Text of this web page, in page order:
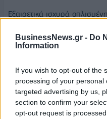
BusinessNews.gr - Do
Information
If you wish to opt-out of the
processing of your
targeted advertising by us,
section to confirm your
opt-out request is
Εξαιρετικά ισχυρά
MBDA Exocet MM40 B3C,
Aster 30, πύραυλοι RAM,
και ένα μη επανδρωμένο
Ενσωματώνει δε όλη τη
συνεργατών και